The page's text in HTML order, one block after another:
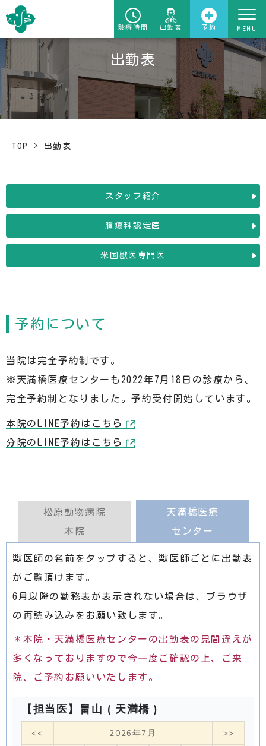
診療時間 出勤表 予約
出勤表
TOP > 出勤表
スタッフ紹介
腫瘍科認定医
米国獣医専門医
予約について
当院は完全予約制です。
※天満橋医療センターも2022年7月18日の診療から、
完全予約制となりました。予約受付開始しています。
本院のLINE予約はこちら
分院のLINE予約はこちら
松原動物病院
本院
天満橋医療
センター
獣医師の名前をタップすると、獣医師ごとに出勤表
がご覧頂けます。
6月以降の勤務表が表示されない場合は、ブラウザ
の再読み込みをお願い致します。
＊本院・天満橋医療センターの出勤表の見間違えが
多くなっておりますので今一度ご確認の上、ご来
院、ご予約お願いいたします。
【担当医】畠山 ( 天満橋 )
<< 2026年7月 >>